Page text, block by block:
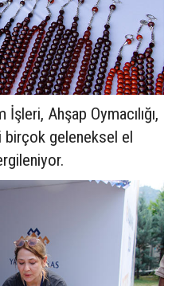
İşleri, Ahşap Oymacılığı,
birçok geleneksel el